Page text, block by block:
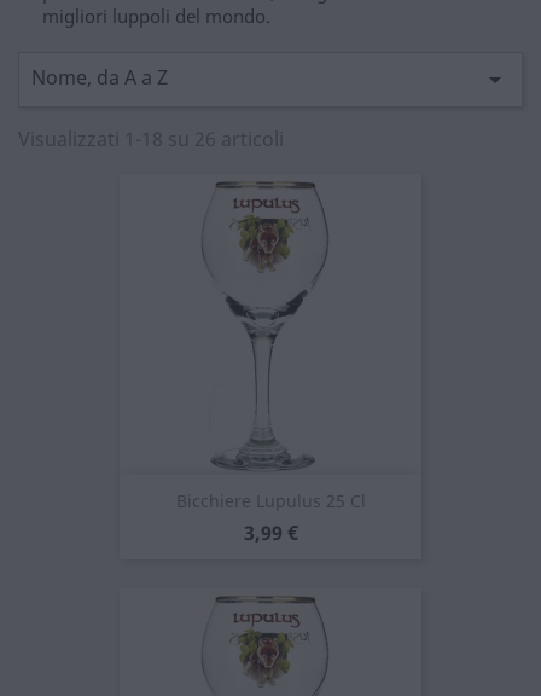
migliori luppoli del mondo.
Nome, da A a Z 
Visualizzati 1-18 su 26 articoli
Bicchiere Lupulus 25 Cl
Prezzo
3,99 €